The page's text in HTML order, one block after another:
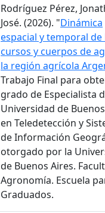
Rodríguez Pérez,
José. (2026). "Dinámica
espacial y temporal de
cursos y cuerpos de
la región agrícola
Trabajo Final para
grado de Especialista
Universidad de
en Teledetección y
de Información
otorgado por la
de Buenos Aires.
Agronomía. Escuela
Graduados.